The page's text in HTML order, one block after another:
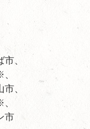
、
、
市